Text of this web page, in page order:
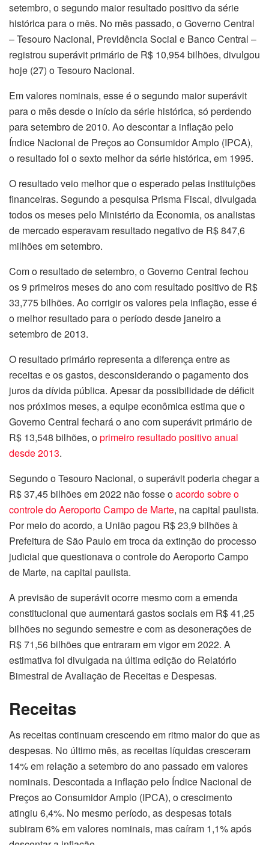
setembro, o segundo maior resultado positivo da série
histórica para o mês. No mês passado, o Governo Central
– Tesouro Nacional, Previdência Social e Banco Central –
registrou superávit primário de R$ 10,954 bilhões, divulgou
hoje (27) o Tesouro Nacional.
Em valores nominais, esse é o segundo maior superávit
para o mês desde o início da série histórica, só perdendo
para setembro de 2010. Ao descontar a inflação pelo
Índice Nacional de Preços ao Consumidor Amplo (IPCA),
o resultado foi o sexto melhor da série histórica, em 1995.
O resultado veio melhor que o esperado pelas instituições
financeiras. Segundo a pesquisa Prisma Fiscal, divulgada
todos os meses pelo Ministério da Economia, os analistas
de mercado esperavam resultado negativo de R$ 847,6
milhões em setembro.
Com o resultado de setembro, o Governo Central fechou
os 9 primeiros meses do ano com resultado positivo de R$
33,775 bilhões. Ao corrigir os valores pela inflação, esse é
o melhor resultado para o período desde janeiro a
setembro de 2013.
O resultado primário representa a diferença entre as
receitas e os gastos, desconsiderando o pagamento dos
juros da dívida pública. Apesar da possibilidade de déficit
nos próximos meses, a equipe econômica estima que o
Governo Central fechará o ano com superávit primário de
R$ 13,548 bilhões, oprimeiro resultado positivo anual
desde 2013.
Segundo o Tesouro Nacional, o superávit poderia chegar a
R$ 37,45 bilhões em 2022 não fosse oacordo sobre o
controle do Aeroporto Campo de Marte, na capital paulista.
Por meio do acordo, a União pagou R$ 23,9 bilhões à
Prefeitura de São Paulo em troca da extinção do processo
judicial que questionava o controle do Aeroporto Campo
de Marte, na capital paulista.
A previsão de superávit ocorre mesmo com a emenda
constitucional que aumentará gastos sociais em R$ 41,25
bilhões no segundo semestre e com as desonerações de
R$ 71,56 bilhões que entraram em vigor em 2022. A
estimativa foi divulgada na última edição do Relatório
Bimestral de Avaliação de Receitas e Despesas.
Receitas
As receitas continuam crescendo em ritmo maior do que as
despesas. No último mês, as receitas líquidas cresceram
14% em relação a setembro do ano passado em valores
nominais. Descontada a inflação pelo Índice Nacional de
Preços ao Consumidor Amplo (IPCA), o crescimento
atingiu 6,4%. No mesmo período, as despesas totais
subiram 6% em valores nominais, mas caíram 1,1% após